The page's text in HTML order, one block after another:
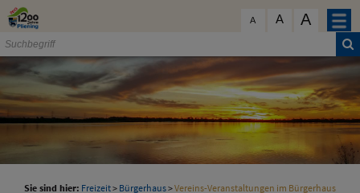
Zum Inhalt
A A A
Sie sind hier: Freizeit> Bürgerhaus>Vereins-Veranstaltungen im Bürgerhaus
schließen